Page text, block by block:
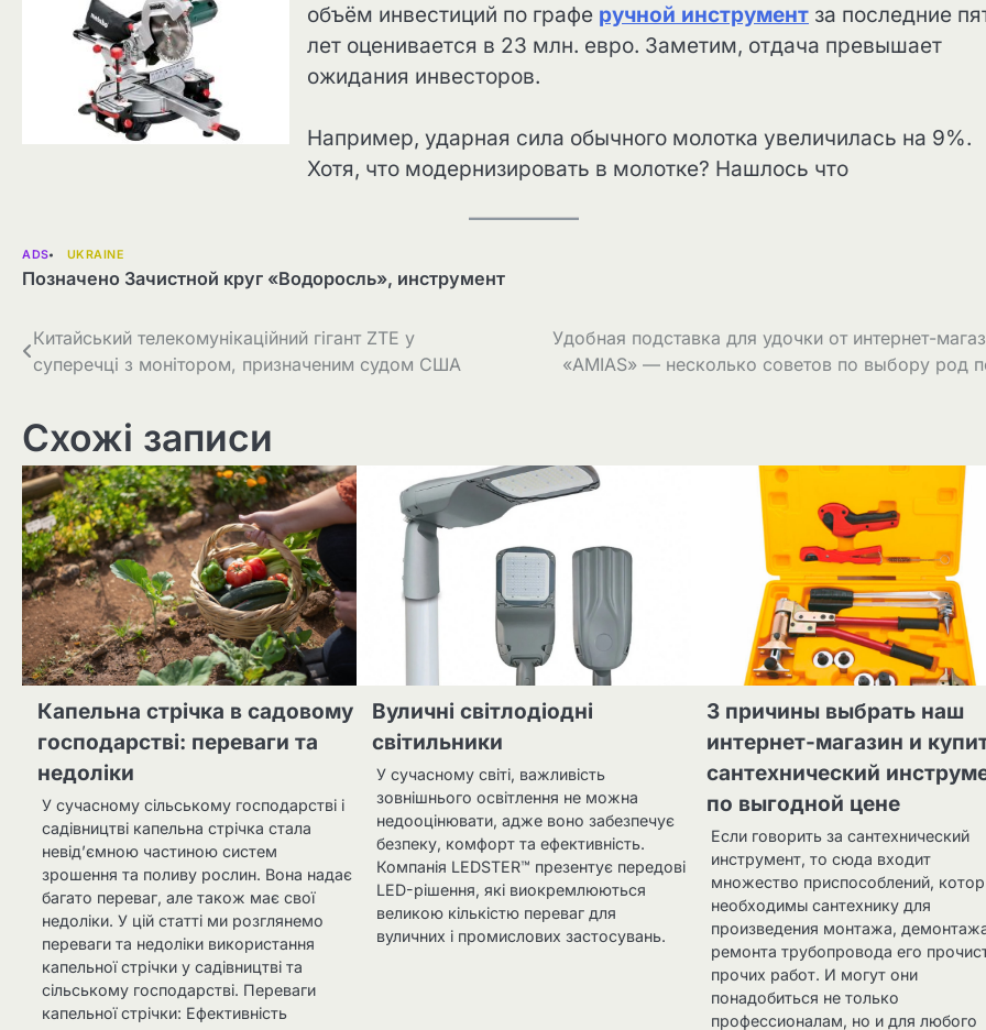
объём инвестиций по графе ручной инструмент за последние
лет оценивается в 23 млн. евро. Заметим, отдача превышает
ожидания инвесторов.
Например, ударная сила обычного молотка увеличилась на 9%.
Хотя, что модернизировать в молотке? Нашлось что
ADS UKRAINE
Позначено Зачистной круг «Водоросль», инструмент
Навігація
записів
Китайський телекомунікаційний гігант ZTE у
суперечці з монітором, призначеним судом США
Удобная подставка для удочки от интернет-
«AMIAS» — несколько советов по выбору род
Схожі записи
Капельна стрічка в садовому
господарстві: переваги та
недоліки
У сучасному сільському господарстві і
садівництві капельна стрічка стала
невід’ємною частиною систем
зрошення та поливу рослин. Вона надає
багато переваг, але також має свої
недоліки. У цій статті ми розглянемо
переваги та недоліки використання
капельної стрічки у садівництві та
сільському господарстві. Переваги
капельної стрічки: Ефективність
Вуличні світлодіодні
світильники
У сучасному світі, важливість
зовнішнього освітлення не можна
недооцінювати, адже воно забезпечує
безпеку, комфорт та ефективність.
Компанія LEDSTER™ презентує передові
LED-рішення, які виокремлюються
великою кількістю переваг для
вуличних і промислових застосувань.
3 причины выбрать наш
интернет-магазин и
сантехнический
по выгодной цене
Если говорить за сантехнический
инструмент, то сюда входит
множество приспособлений,
необходимы сантехнику для
произведения монтажа,
ремонта трубопровода его
прочих работ. И могут они
понадобиться не только
профессионалам, но и для любого